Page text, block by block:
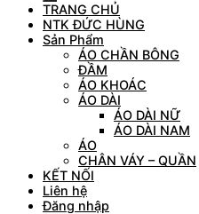
TRANG CHỦ
NTK ĐỨC HÙNG
Sản Phẩm
ÁO CHẦN BÔNG
ĐẦM
ÁO KHOÁC
ÁO DÀI
ÁO DÀI NỮ
ÁO DÀI NAM
ÁO
CHÂN VÁY – QUẦN
KẾT NỐI
Liên hệ
Đăng nhập